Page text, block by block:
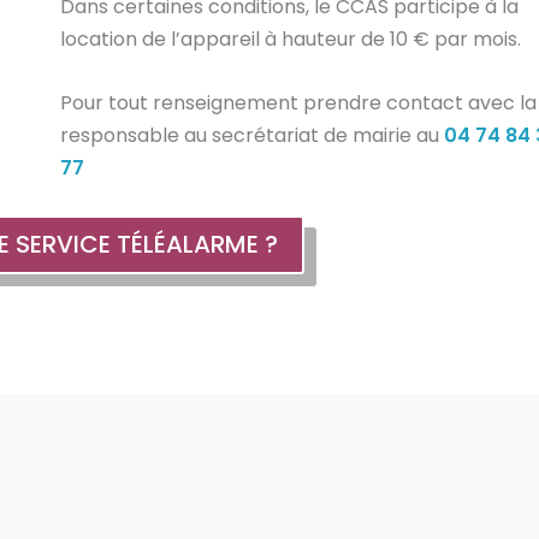
Dans certaines conditions, le CCAS participe à la
location de l’appareil à hauteur de 10 € par mois.
Pour tout renseignement prendre contact avec la
responsable au secrétariat de mairie au 04 74 84
77
SERVICE TÉLÉALARME ?